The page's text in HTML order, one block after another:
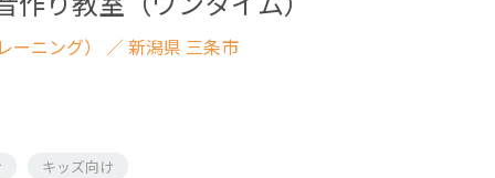
ニング） ／ 新潟県 三条市
キッズ向け